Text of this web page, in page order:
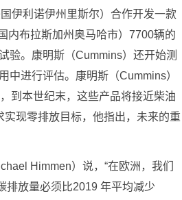
伊利诺伊州里斯尔）合作开发一款
内布拉斯加州奥马哈市）7700辆的
验。康明斯（Cummins）还开始测
中进行评估。康明斯（Cummins）
到本世纪末，这些产品将接近柴油
现零排放目标，他指出，未来的重
Himmen）说，“在欧洲，我们
排放量必须比2019 年平均减少